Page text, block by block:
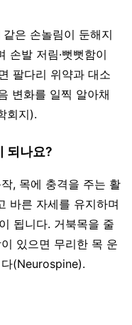
같은 손놀림이 둔해지
손발 저림·뻣뻣함이
팔다리 위약과 대소
변화를 일찍 알아채
회지).
되나요?
, 목에 충격을 주는 활
바른 자세를 유지하며
됩니다. 거북목을 줄
있으면 무리한 목 운
다(Neurospine).